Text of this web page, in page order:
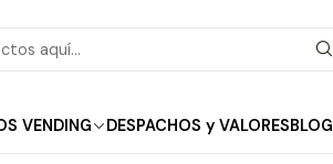
VENDING DESPACHOS y VALORESBLOG
Instantáneo Mixes Instantáneos